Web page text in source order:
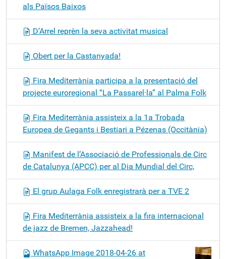
als Països Baixos
D’Arrel reprèn la seva activitat musical
Obert per la Castanyada!
Fira Mediterrània participa a la presentació del
projecte euroregional “La Passarel·la” al Palma Folk
Fira Mediterrània assisteix a la 1a Trobada
Europea de Gegants i Bestiari a Pézenas (Occitània)
Manifest de l’Associació de Professionals de Circ
de Catalunya (APCC) per al Dia Mundial del Circ,
El grup Aulaga Folk enregistrarà per a TVE 2
Fira Mediterrània assisteix a la fira internacional
de jazz de Bremen, Jazzahead!
WhatsApp Image 2018-04-26 at